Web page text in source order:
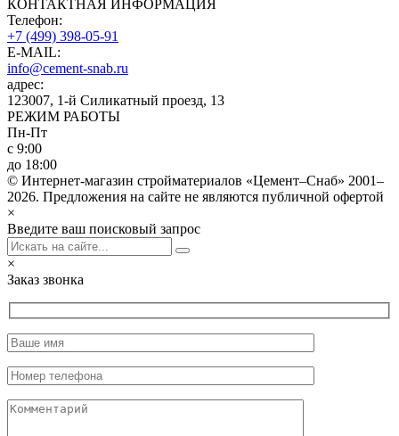
КОНТАКТНАЯ ИНФОРМАЦИЯ
Телефон:
+7 (499) 398-05-91
E-MAIL:
info@cement-snab.ru
адрес:
123007, 1-й Силикатный проезд, 13
РЕЖИМ РАБОТЫ
Пн-Пт
с 9:00
до 18:00
© Интернет-магазин стройматериалов «Цемент–Снаб» 2001–
2026. Предложения на сайте не являются публичной офертой
×
Введите ваш поисковый запрос
×
Заказ звонка